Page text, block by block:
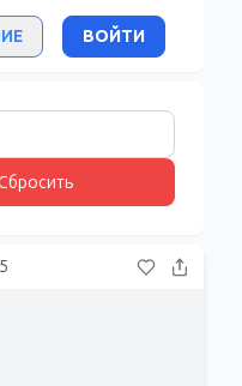
ВОЙТИ
Сбросить